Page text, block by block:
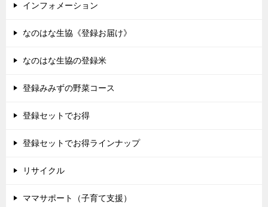
インフォメーション
なのはな生協《登録お届け》
なのはな生協の登録米
登録みみずの野菜コース
登録セットでお得
登録セットでお得ラインナップ
リサイクル
ママサポート（子育て支援）